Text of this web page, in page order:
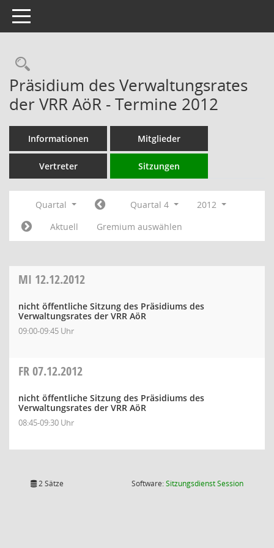
Toggle navigation
Rechercheauswahl
Präsidium des Verwaltungsrates
der VRR AöR - Termine 2012
Informationen Mitglieder
Vertreter Sitzungen
Quartal Quartal 4
2012
Aktuell
Gremium auswählen
MI 12.12.2012
nicht öffentliche Sitzung des Präsidiums des
Verwaltungsrates der VRR AöR
09:00-09:45 Uhr
FR07.12.2012
nicht öffentliche Sitzung des Präsidiums des
Verwaltungsrates der VRR AöR
08:45-09:30 Uhr
2 Sätze Software:SitzungsdienstSession(Wird in